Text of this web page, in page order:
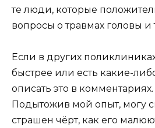
те люди, которые
вопросы о травмах головы и
Если в других
быстрее или есть какие-
описать это в комментариях.
Подытожив мой опыт, могу
страшен чёрт, как его